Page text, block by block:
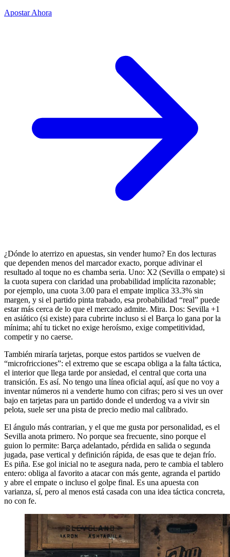
Apostar Ahora
¿Dónde lo aterrizo en apuestas, sin vender humo? En dos lecturas
que dependen menos del marcador exacto, porque adivinar el
resultado al toque no es chamba seria. Uno: X2 (Sevilla o empate) si
la cuota supera con claridad una probabilidad implícita razonable;
por ejemplo, una cuota 3.00 para el empate implica 33.3% sin
margen, y si el partido pinta trabado, esa probabilidad “real” puede
estar más cerca de lo que el mercado admite. Mira. Dos: Sevilla +1
en asiático (si existe) para cubrirte incluso si el Barça lo gana por la
mínima; ahí tu ticket no exige heroísmo, exige competitividad,
competir y no caerse.
También miraría tarjetas, porque estos partidos se vuelven de
“microfricciones”: el extremo que se escapa obliga a la falta táctica,
el interior que llega tarde por ansiedad, el central que corta una
transición. Es así. No tengo una línea oficial aquí, así que no voy a
inventar números ni a venderte humo con cifras; pero si ves un over
bajo en tarjetas para un partido donde el underdog va a vivir sin
pelota, suele ser una pista de precio medio mal calibrado.
El ángulo más contrarian, y el que me gusta por personalidad, es el
Sevilla anota primero. No porque sea frecuente, sino porque el
guion lo permite: Barça adelantado, pérdida en salida o segunda
jugada, pase vertical y definición rápida, de esas que te dejan frío.
Es piña. Ese gol inicial no te asegura nada, pero te cambia el tablero
entero: obliga al favorito a atacar con más gente, agranda el partido
y abre el empate o incluso el golpe final. Es una apuesta con
varianza, sí, pero al menos está casada con una idea táctica concreta,
no con fe.